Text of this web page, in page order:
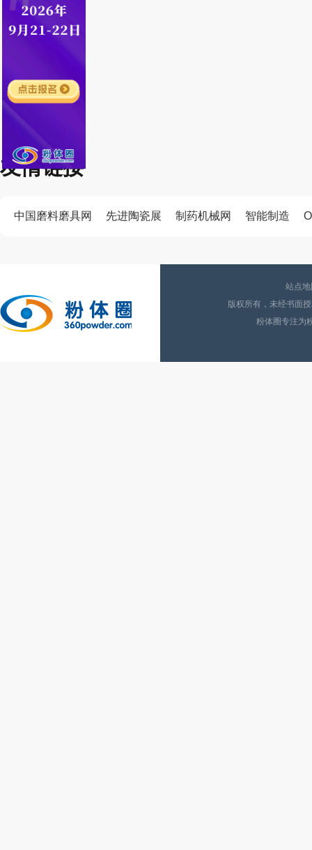
友情链接
中国磨料磨具网 先进陶瓷展 制药机械网 智能制造
站点
版权所有，未经书面
粉体圈专注为